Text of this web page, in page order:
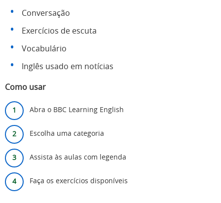
Conversação
Exercícios de escuta
Vocabulário
Inglês usado em notícias
Como usar
Abra o BBC Learning English
Escolha uma categoria
Assista às aulas com legenda
Faça os exercícios disponíveis